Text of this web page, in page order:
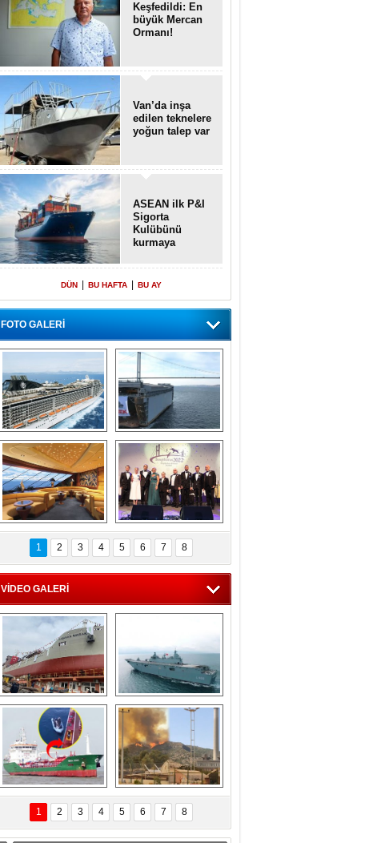
Keşfedildi: En
büyük Mercan
Ormanı!
Van’da inşa
edilen teknelere
yoğun talep var
ASEAN ilk P&I
Sigorta
Kulübünü
kurmaya
DÜN BU HAFTA BU AY
FOTO GALERİ
“Gemi içinde gemi”
konsepti ile MSC
Splendida
Dünyada tek!
Denizaltı yüzer
havuzu intikal
seyrine başladı
MSC'den 55 milyon
euroluk turizm geliri
müjdesi
5. Bosphorus Ship
Brokers Dinner,
İstanbul’da yapıldı
1 2 3 4 5 6 7 8
VİDEO GALERİ
Çeksan Tersanesi,
Başaran Bayrak
tankerini suya
indirdi
TCG Anadolu,
tersane teknik
seyrini tamamladı
Göçmenlerin
imdadına Türk
sahipli MINA DENIZ
yetişti
Milas’taki yangın
yeniden termik
santrallere doğru
ilerliyor
1 2 3 4 5 6 7 8